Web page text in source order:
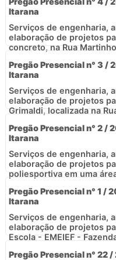
Itarana
Serviços de engenharia,
elaboração de projetos
concreto, na Rua
Pregão Presencial n° 3 /
Itarana
Serviços de engenharia,
elaboração de projetos
Grimaldi, localizada na
Pregão Presencial n° 2 /
Itarana
Serviços de engenharia,
elaboração de projetos
poliesportiva em uma
Pregão Presencial n° 1 /
Itarana
Serviços de engenharia,
elaboração de projetos
Escola - EMEIEF -
Pregão Presencial n° 22